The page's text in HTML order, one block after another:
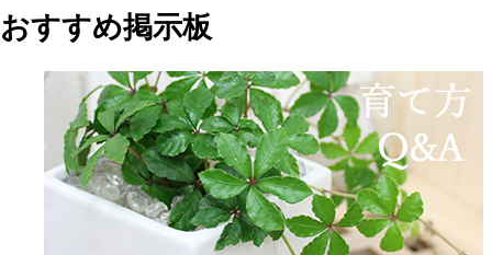
おすすめ掲示板